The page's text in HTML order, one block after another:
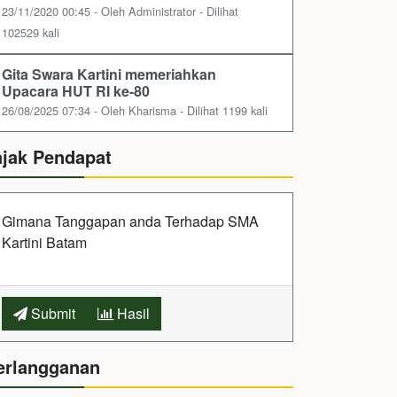
23/11/2020 00:45 - Oleh Administrator - Dilihat
102529 kali
Gita Swara Kartini memeriahkan
Upacara HUT RI ke-80
26/08/2025 07:34 - Oleh Kharisma - Dilihat 1199 kali
Pendapat
Gimana Tanggapan anda Terhadap SMA
Kartini Batam
Submit Hasil